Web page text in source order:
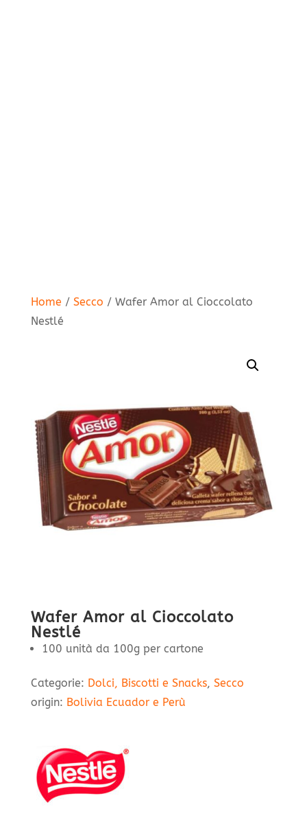
Home / Secco / Wafer Amor al Cioccolato
Nestlé
Wafer Amor al Cioccolato
Nestlé
100 unità da 100g per cartone
Categorie: Dolci, Biscotti e Snacks, Secco
origin: Bolivia Ecuador e Perù